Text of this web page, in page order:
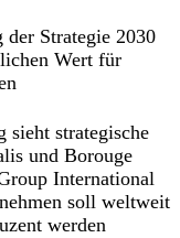
der Strategie 2030
Wert für
sieht strategische
und Borouge
International
soll weltweit
werden